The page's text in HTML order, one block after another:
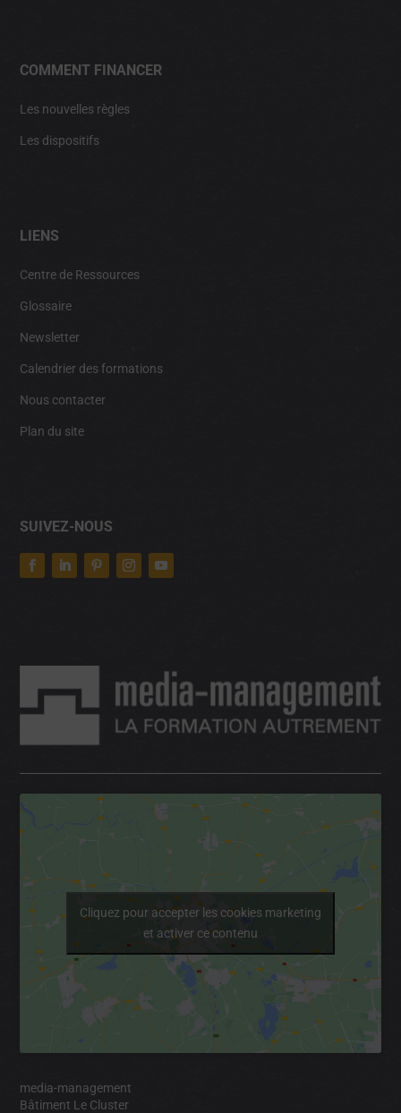
COMMENT FINANCER
Les nouvelles règles
Les dispositifs
LIENS
Centre de Ressources
Glossaire
Newsletter
Calendrier des formations
Nous contacter
Plan du site
SUIVEZ-NOUS
Cliquez pour accepter les cookies marketing
et activer ce contenu
media-management
Bâtiment Le Cluster